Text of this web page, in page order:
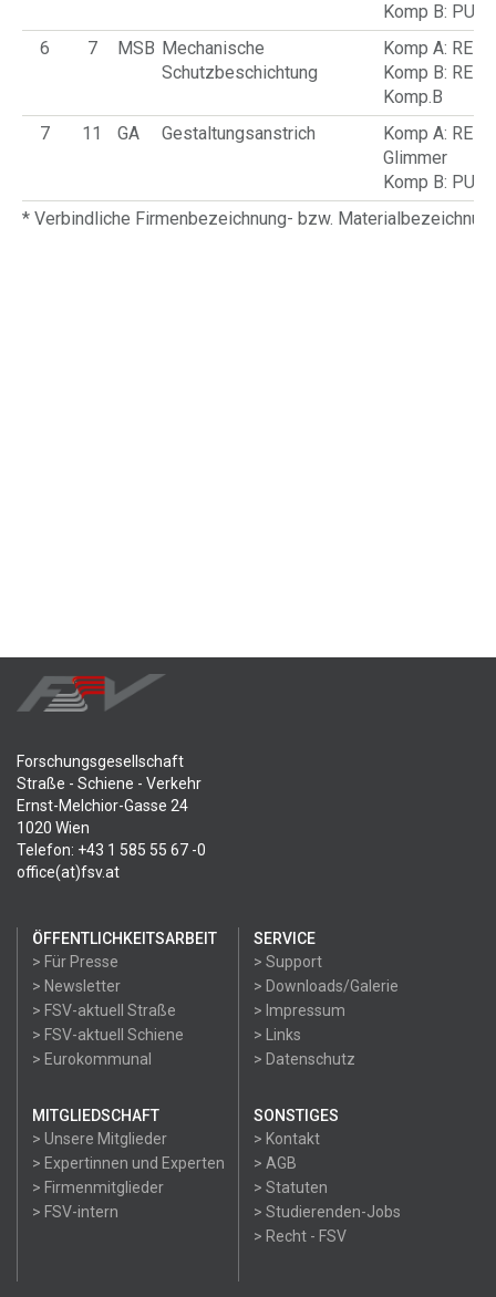
Komp B: PU-
6
7 MSB Mechanische
Schutzbeschichtung
Komp A:
Komp B:
Komp.B
7
11 GA Gestaltungsanstrich
Komp A:
Glimmer
Komp B: PU-
* Verbindliche Firmenbezeichnung- bzw.
Forschungsgesellschaft
Straße - Schiene - Verkehr
Ernst-Melchior-Gasse 24
1020 Wien
Telefon: +43 1 585 55 67 -0
office(at)fsv.at
ÖFFENTLICHKEITSARBEIT
> Für Presse
> Newsletter
> FSV-aktuell Straße
> FSV-aktuell Schiene
> Eurokommunal
SERVICE
> Support
> Downloads/Galerie
> Impressum
> Links
> Datenschutz
MITGLIEDSCHAFT
> Unsere Mitglieder
> Expertinnen und Experten
> Firmenmitglieder
> FSV-intern
SONSTIGES
> Kontakt
> AGB
> Statuten
> Studierenden-Jobs
> Recht - FSV